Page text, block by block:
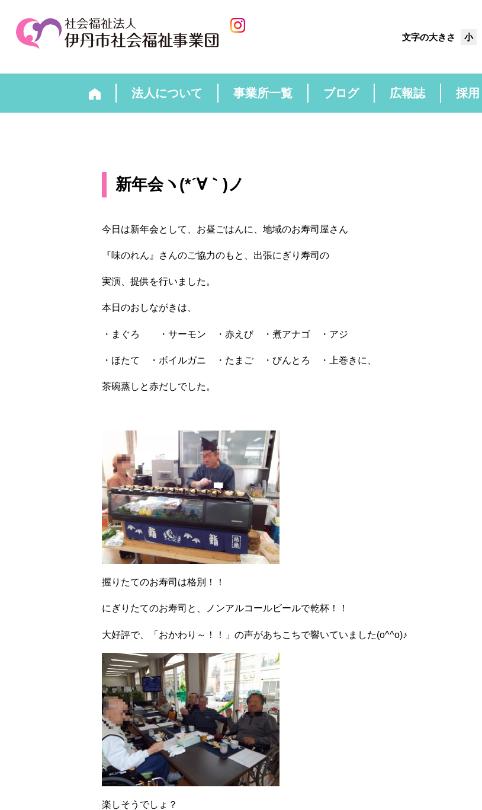
文字の大きさ 小
法人について 事業所一覧 ブログ 広報誌 採用
新年会ヽ(*´∀｀)ノ
今日は新年会として、お昼ごはんに、地域のお寿司屋さん
『味のれん』さんのご協力のもと、出張にぎり寿司の
実演、提供を行いました。
本日のおしながきは、
・まぐろ ・サーモン ・赤えび ・煮アナゴ ・アジ
・ほたて ・ボイルガニ ・たまご ・びんとろ ・上巻きに、
茶碗蒸しと赤だしでした。
握りたてのお寿司は格別！！
にぎりたてのお寿司と、ノンアルコールビールで乾杯！！
大好評で、「おかわり～！！」の声があちこちで響いていました(o^^o)♪
楽しそうでしょ？